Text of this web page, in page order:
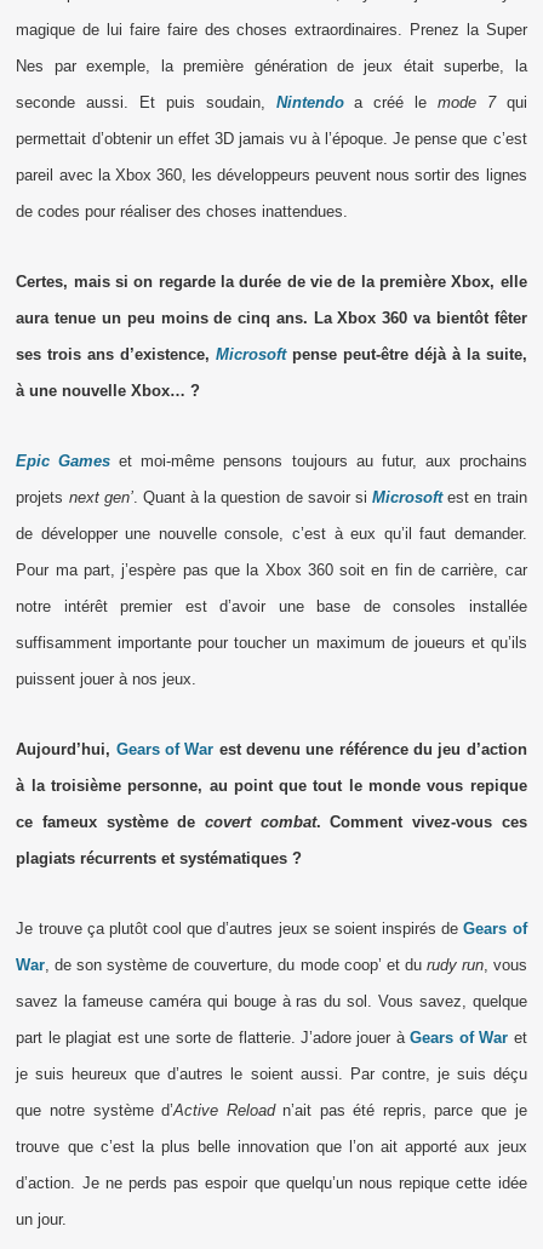
magique de lui faire faire des choses extraordinaires. Prenez la Super
Nes par exemple, la première génération de jeux était superbe, la
seconde aussi. Et puis soudain, Nintendoa créé le mode 7qui
permettait d’obtenir un effet 3D jamais vu à l’époque. Je pense que c’est
pareil avec la Xbox 360, les développeurs peuvent nous sortir des lignes
de codes pour réaliser des choses inattendues.
Certes, mais si on regarde la durée de vie de la première Xbox, elle
aura tenue un peu moins de cinq ans. La Xbox 360 va bientôt fêter
ses trois ans d’existence,Microsoftpense peut-être déjà à la suite,
à une nouvelle Xbox… ?
Epic Games et moi-même pensons toujours au futur, aux prochains
projets next gen’. Quant à la question de savoir siMicrosoftest en train
de développer une nouvelle console, c’est à eux qu’il faut demander.
Pour ma part, j’espère pas que la Xbox 360 soit en fin de carrière, car
notre intérêt premier est d’avoir une base de consoles installée
suffisamment importante pour toucher un maximum de joueurs et qu’ils
puissent jouer à nos jeux.
Aujourd’hui, Gears of War est devenu une référence du jeu d’action
à la troisième personne, au point que tout le monde vous repique
ce fameux système de covert combat. Comment vivez-vous ces
plagiats récurrents et systématiques ?
Je trouve ça plutôt cool que d’autres jeux se soient inspirés deGears of
War , de son système de couverture, du mode coop’ et du rudy run, vous
savez la fameuse caméra qui bouge à ras du sol. Vous savez, quelque
part le plagiat est une sorte de flatterie. J’adore jouer àGears of War et
je suis heureux que d’autres le soient aussi. Par contre, je suis déçu
que notre système d’Active Reload n’ait pas été repris, parce que je
trouve que c’est la plus belle innovation que l’on ait apporté aux jeux
d’action. Je ne perds pas espoir que quelqu’un nous repique cette idée
un jour.